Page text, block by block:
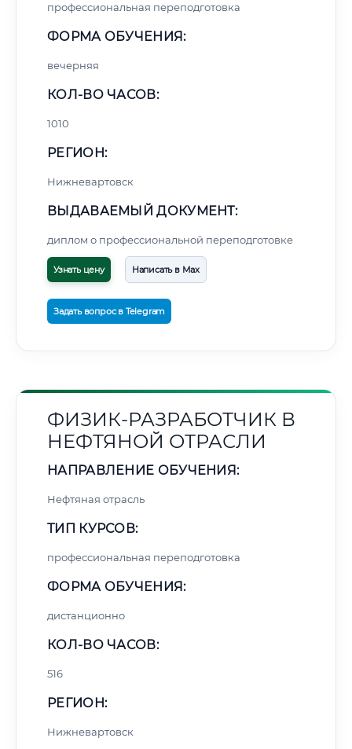
профессиональная переподготовка
ФОРМА ОБУЧЕНИЯ:
вечерняя
КОЛ-ВО ЧАСОВ:
1010
РЕГИОН:
Нижневартовск
ВЫДАВАЕМЫЙ ДОКУМЕНТ:
диплом о профессиональной переподготовке
Узнать цену Написать в Max
Задать вопрос в Telegram
ФИЗИК-РАЗРАБОТЧИК В
НЕФТЯНОЙ ОТРАСЛИ
НАПРАВЛЕНИЕ ОБУЧЕНИЯ:
Нефтяная отрасль
ТИП КУРСОВ:
профессиональная переподготовка
ФОРМА ОБУЧЕНИЯ:
дистанционно
КОЛ-ВО ЧАСОВ:
516
РЕГИОН:
Нижневартовск